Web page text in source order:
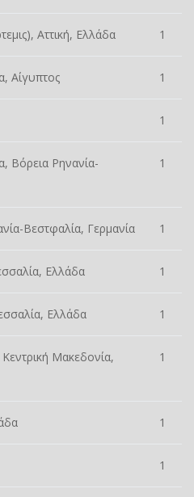
Αττική, Ελλάδα 1
Αίγυπτος 1
1
Βόρεια Ρηνανία-
1
Βεστφαλία, Γερμανία 1
Ελλάδα 1
Ελλάδα 1
Μακεδονία,
1
1
1